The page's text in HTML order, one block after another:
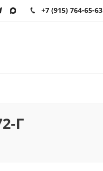
+7 (915) 764-65-63
Г